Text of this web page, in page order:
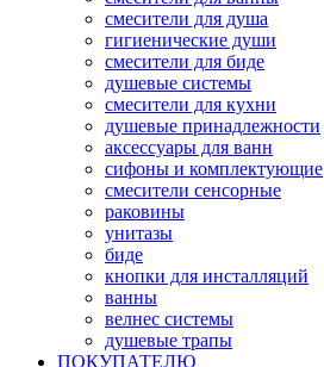
смесители для душа
гигиенические души
смесители для биде
душевые системы
смесители для кухни
душевые принадлежности
аксессуары для ванн
сифоны и комплектующие
смесители сенсорные
раковины
унитазы
биде
кнопки для инсталляций
ванны
велнес системы
душевые трапы
ПОКУПАТЕЛЮ